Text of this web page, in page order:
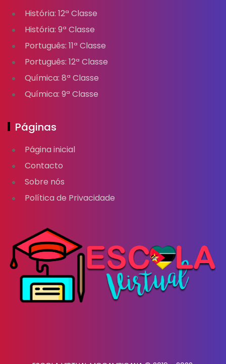
História: 12ª Classe
História: 9ª Classe
Português: 11ª Classe
Português: 12ª Classe
Química: 8ª Classe
Química: 9ª Classe
Páginas
Página inicial
Contacto
Sobre nós
Política de Privacidade